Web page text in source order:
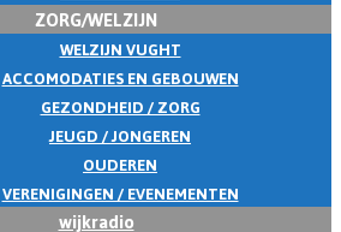
ZORG/WELZIJN
WELZIJN VUGHT
ACCOMODATIES EN GEBOUWEN
GEZONDHEID / ZORG
JEUGD / JONGEREN
OUDEREN
VERENIGINGEN / EVENEMENTEN
wijkradio